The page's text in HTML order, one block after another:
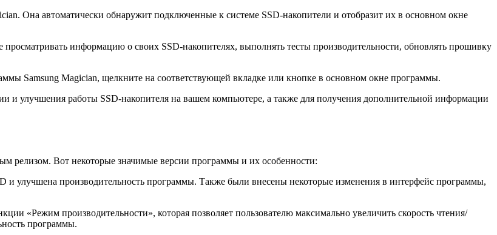
Она автоматически обнаружит подключенные к системе SSD-накопители и отобразит их в основном окне
информацию о своих SSD-накопителях, выполнять тесты производительности, обновлять прошивку
Samsung Magician, щелкните на соответствующей вкладке или кнопке в основном окне программы.
и улучшения работы SSD-накопителя на вашем компьютере, а также для получения дополнительной информации
релизом. Вот некоторые значимые версии программы и их особенности:
и улучшена производительность программы. Также были внесены некоторые изменения в интерфейс программы,
«Режим производительности», которая позволяет пользователю максимально увеличить скорость чтения/
программы.